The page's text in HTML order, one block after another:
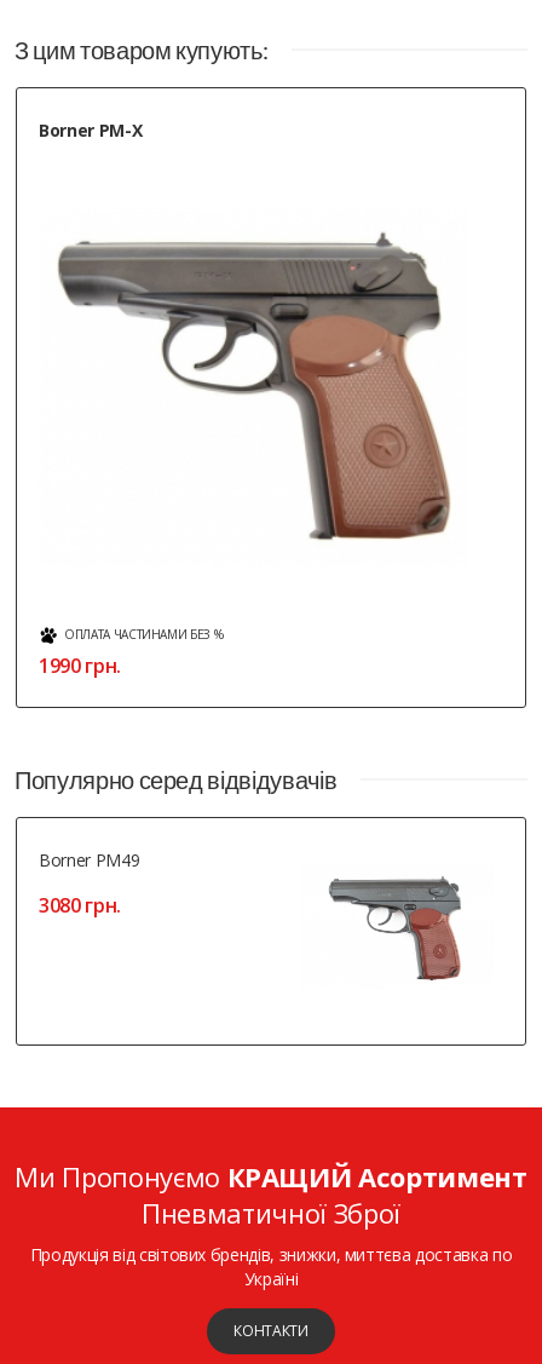
З цим товаром купують:
Borner PM-X
ОПЛАТА ЧАСТИНАМИ БЕЗ %
1990 грн.
Популярно серед відвідувачів
Borner PM49
3080 грн.
Ми Пропонуємо КРАЩИЙ Асортимент
Пневматичної Зброї
Продукція від світових брендів, знижки, миттєва доставка по
Україні
КОНТАКТИ